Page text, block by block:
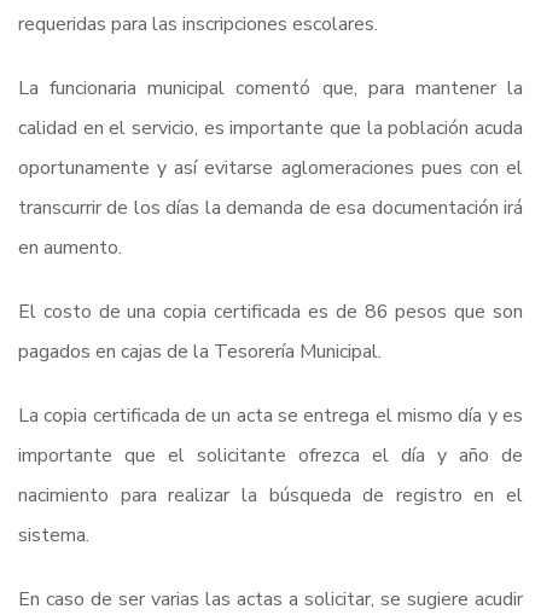
requeridas para las inscripciones escolares.
La funcionaria municipal comentó que, para mantener la
calidad en el servicio, es importante que la población acuda
oportunamente y así evitarse aglomeraciones pues con el
transcurrir de los días la demanda de esa documentación irá
en aumento.
El costo de una copia certificada es de 86 pesos que son
pagados en cajas de la Tesorería Municipal.
La copia certificada de un acta se entrega el mismo día y es
importante que el solicitante ofrezca el día y año de
nacimiento para realizar la búsqueda de registro en el
sistema.
En caso de ser varias las actas a solicitar, se sugiere acudir